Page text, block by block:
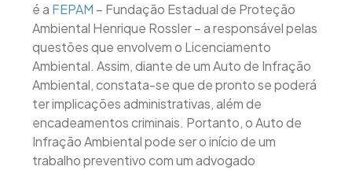
é a FEPAM – Fundação Estadual de Proteção
Ambiental Henrique Rossler – a responsável pelas
questões que envolvem o Licenciamento
Ambiental. Assim, diante de um Auto de Infração
Ambiental, constata-se que de pronto se poderá
ter implicações administrativas, além de
encadeamentos criminais. Portanto, o Auto de
Infração Ambiental pode ser o início de um
trabalho preventivo com um advogado